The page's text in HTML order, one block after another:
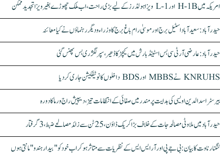
امریکہ میں H-1B اور L-1 ویزا ہولڈرز کے لیے بڑی راحت، اب ملک چھوڑے بغیر ویزا تجدید ممکن
حیدرآباد: سعیدآباد اسٹیل برج اور موسیٰ رام باغ برج کا وزراء و دیگر رہنماؤں نے کیا معائنہ
حیدرآباد: عارضی آر ٹی سی بس اسٹینڈ بارش میں کیچڑ کا ڈھیر، سپر لگژری بس پھنس گئی
KNRUHS نے MBBS اور BDS داخلوں کا نوٹیفکیشن جاری کر دیا
بیرسٹر اسدالدین اویسی کی ہدایت پر مندر میں صفائی کے انتظامات تیز، دیپیش راج ورما کا دورہ
حیدرآباد میں ملاوٹی مصالحہ جات کے خلاف بڑا کریک ڈاؤن، 25 ٹن سے زائد مصالحے ضبط، 3 گرفتار
کنگنا رناوت کا بیان: بی جے پی اور آر ایس ایس کے نظریات سے متاثر ہو کر اب خود کو "بیدار ہندو" مانتی ہوں